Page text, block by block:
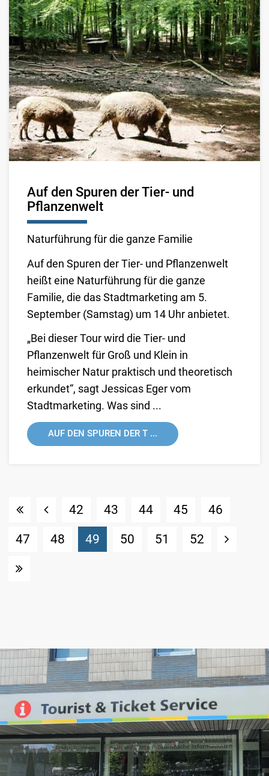
Auf den Spuren der Tier- und
Pflanzenwelt
Naturführung für die ganze Familie
Auf den Spuren der Tier- und Pflanzenwelt
heißt eine Naturführung für die ganze
Familie, die das Stadtmarketing am 5.
September (Samstag) um 14 Uhr anbietet.
„Bei dieser Tour wird die Tier- und
Pflanzenwelt für Groß und Klein in
heimischer Natur praktisch und theoretisch
erkundet“, sagt Jessicas Eger vom
Stadtmarketing. Was sind ...
AUF DEN SPUREN DER T ...
42 43 44 45
46
47
48 49 (Standort)
50 51 52